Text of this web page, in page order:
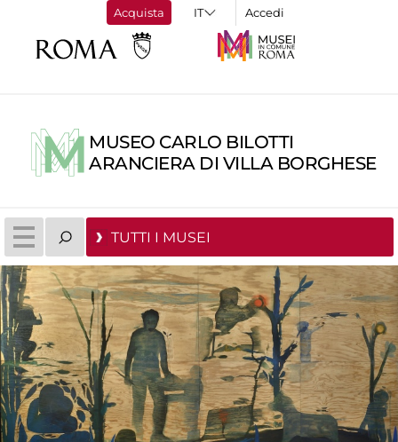
Acquista Accedi
MUSEO CARLO BILOTTI
ARANCIERA DI VILLA BORGHESE
TUTTI I MUSEI